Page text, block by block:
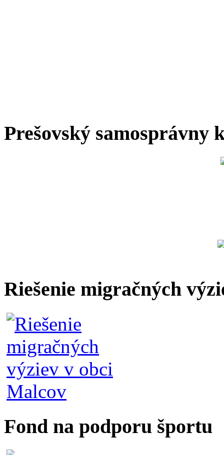
Prešovský samosprávny
Riešenie migračných
Fond na podporu športu